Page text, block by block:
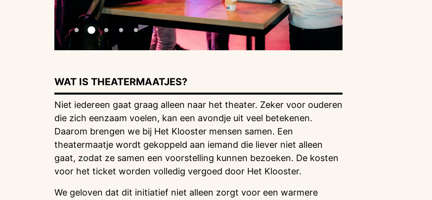
WAT IS THEATERMAATJES?
Niet iedereen gaat graag alleen naar het theater. Zeker voor ouderen
die zich eenzaam voelen, kan een avondje uit veel betekenen.
Daarom brengen we bij Het Klooster mensen samen. Een
theatermaatje wordt gekoppeld aan iemand die liever niet alleen
gaat, zodat ze samen een voorstelling kunnen bezoeken. De kosten
voor het ticket worden volledig vergoed door Het Klooster.
We geloven dat dit initiatief niet alleen zorgt voor een warmere